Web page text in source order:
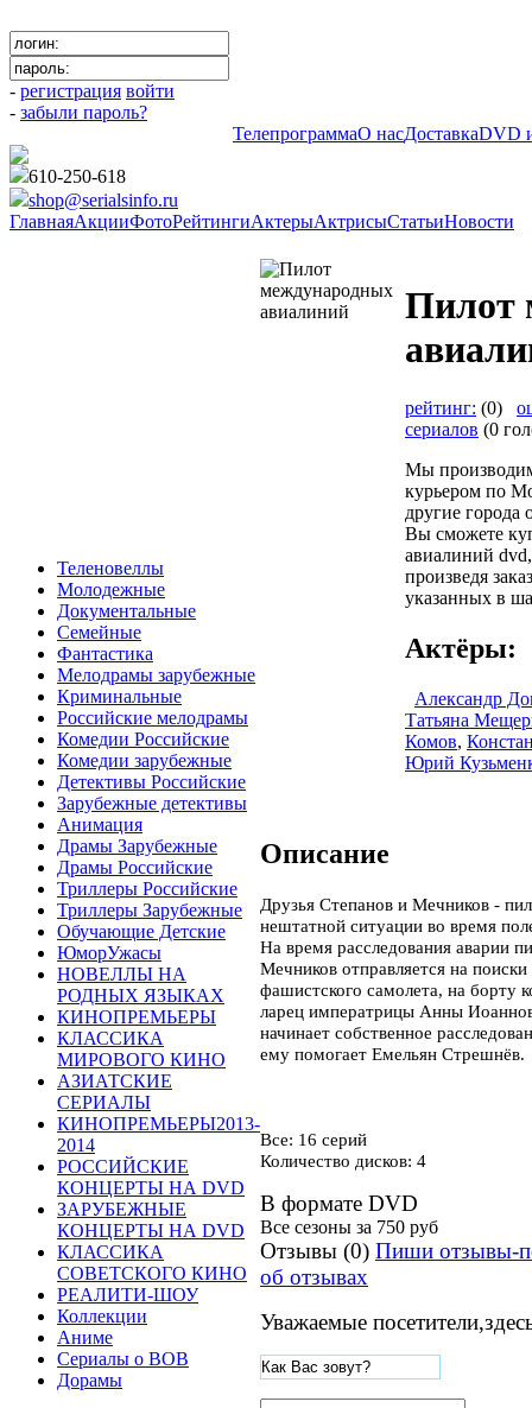
- регистрация войти
- забыли пароль?
ТелепрограммаО насДоставкаDVD
610-250-618
shop@serialsinfo.ru
ГлавнаяАкцииФотоРейтингиАктерыАктрисыСтатьиНовости
Теленовеллы
Молодежные
Документальные
Семейные
Фантастика
Мелодрамы зарубежные
Криминальные
Российские мелодрамы
Комедии Российские
Комедии зарубежные
Детективы Российские
Зарубежные детективы
Анимация
Драмы Зарубежные
Драмы Российские
Триллеры Российские
Триллеры Зарубежные
Обучающие Детские
ЮморУжасы
НОВЕЛЛЫ НА
РОДНЫХ ЯЗЫКАХ
КИНОПРЕМЬЕРЫ
КЛАССИКА
МИРОВОГО КИНО
АЗИАТСКИЕ
СЕРИАЛЫ
КИНОПРЕМЬЕРЫ2013-
2014
РОССИЙСКИЕ
КОНЦЕРТЫ НА DVD
ЗАРУБЕЖНЫЕ
КОНЦЕРТЫ НА DVD
КЛАССИКА
СОВЕТСКОГО КИНО
РЕАЛИТИ-ШОУ
Коллекции
Аниме
Сериалы о ВОВ
Дорамы
Пилот
рейтинг: (0)
сериалов (0
Мы
курьером по
другие
Вы сможете
авиалиний
произведя
указанных в
Актёры:
Александр
Татьяна
Комов,
Юрий
Описание
Друзья Степанов и Мечников -
нештатной ситуации во время
На время расследования аварии
Мечников отправляется на
фашистского самолета, на борту
ларец императрицы Анны
начинает собственное
ему помогает Емельян Стрешнёв.
Все: 16 серий
Количество дисков: 4
В формате DVD
Все сезоны за 750 руб
Отзывы (0) Пиши отзывы-
об отзывах
Уважаемые